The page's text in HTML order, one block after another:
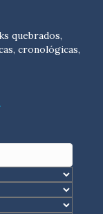
quebrados,
cronológicas,
.